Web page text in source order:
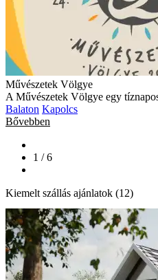
Művészetek Völgye
A Művészetek Völgye egy
Balaton Kapolcs
Bővebben
1 / 6
Kiemelt szállás ajánlatok (12)